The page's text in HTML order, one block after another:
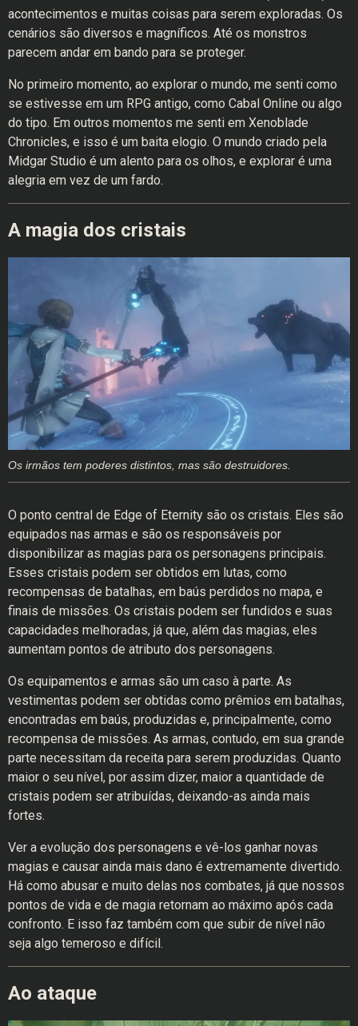
acontecimentos e muitas coisas para serem exploradas. Os
cenários são diversos e magníficos. Até os monstros
parecem andar em bando para se proteger.
No primeiro momento, ao explorar o mundo, me senti como
se estivesse em um RPG antigo, como Cabal Online ou algo
do tipo. Em outros momentos me senti em Xenoblade
Chronicles, e isso é um baita elogio. O mundo criado pela
Midgar Studio é um alento para os olhos, e explorar é uma
alegria em vez de um fardo.
A magia dos cristais
Os irmãos tem poderes distintos, mas são destruidores.
O ponto central de Edge of Eternity são os cristais. Eles são
equipados nas armas e são os responsáveis por
disponibilizar as magias para os personagens principais.
Esses cristais podem ser obtidos em lutas, como
recompensas de batalhas, em baús perdidos no mapa, e
finais de missões. Os cristais podem ser fundidos e suas
capacidades melhoradas, já que, além das magias, eles
aumentam pontos de atributo dos personagens.
Os equipamentos e armas são um caso à parte. As
vestimentas podem ser obtidas como prêmios em batalhas,
encontradas em baús, produzidas e, principalmente, como
recompensa de missões. As armas, contudo, em sua grande
parte necessitam da receita para serem produzidas. Quanto
maior o seu nível, por assim dizer, maior a quantidade de
cristais podem ser atribuídas, deixando-as ainda mais
fortes.
Ver a evolução dos personagens e vê-los ganhar novas
magias e causar ainda mais dano é extremamente divertido.
Há como abusar e muito delas nos combates, já que nossos
pontos de vida e de magia retornam ao máximo após cada
confronto. E isso faz também com que subir de nível não
seja algo temeroso e difícil.
Ao ataque